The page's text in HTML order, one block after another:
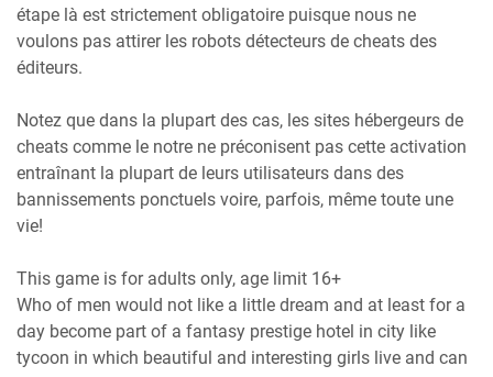
étape là est strictement obligatoire puisque nous ne
voulons pas attirer les robots détecteurs de cheats des
éditeurs.
Notez que dans la plupart des cas, les sites hébergeurs de
cheats comme le notre ne préconisent pas cette activation
entraînant la plupart de leurs utilisateurs dans des
bannissements ponctuels voire, parfois, même toute une
vie!
This game is for adults only, age limit 16+
Who of men would not like a little dream and at least for a
day become part of a fantasy prestige hotel in city like
tycoon in which beautiful and interesting girls live and can